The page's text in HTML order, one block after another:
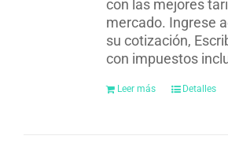
con las mejores
mercado. Ingrese
su cotización,
con impuestos
Leer más Detalles